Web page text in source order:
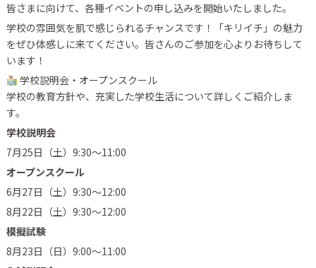
皆さまに向けて、各種イベントの申し込みを開始いたしました。
学校の雰囲気を肌で感じられるチャンスです！「キリイチ」の魅力
をぜひ体感しに来てください。皆さんのご参加を心よりお待ちして
います！
学校説明会・オープンスクール
学校の教育方針や、充実した学校生活について詳しくご紹介しま
す。
学校説明会
7月25日（土）9:30〜11:00
オープンスクール
6月27日（土）9:30〜12:00
8月22日（土）9:30〜12:00
模擬試験
8月23日（日）9:00〜11:00